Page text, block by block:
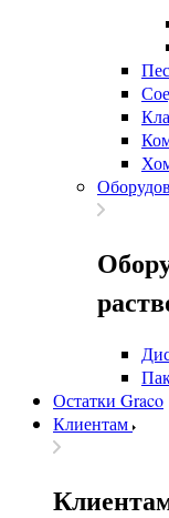
Остатки Graco
Клиентам